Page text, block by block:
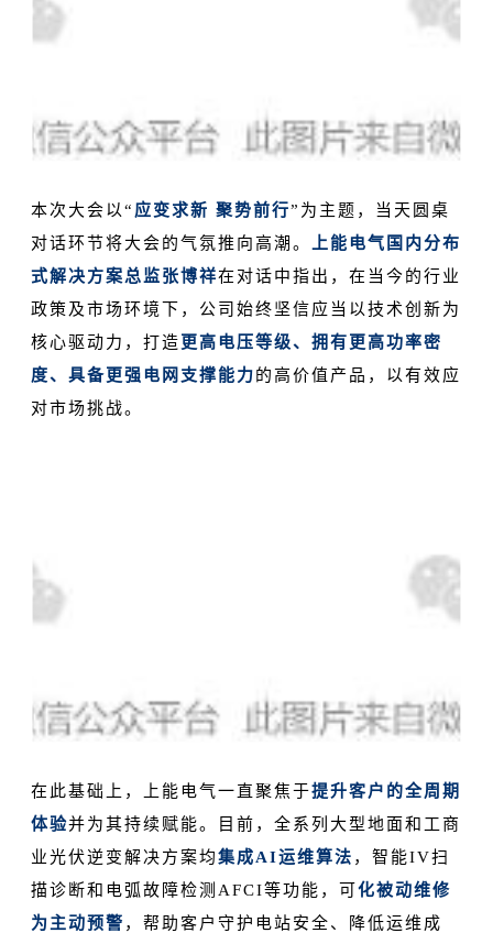
本次大会以“ 应变求新 聚势前行”为主题，当天圆桌
对话环节将大会的气氛推向高潮。
上能电气国内分布
式解决方案总监张博祥在对话中指出，在当今的行业
政策及市场环境下，公司始终坚信应当以技术创新为
核心驱动力，打造 更高电压等级、拥有更高功率密
度、具备更强电网支撑能力的高价值产品，以有效应
对市场挑战。
在此基础上，上能电气一直聚焦于提升客户的全周期
体验并为其持续赋能。目前，全系列大型地面和工商
业光伏逆变解决方案均集成AI运维算法 ，智能IV扫
描诊断和电弧故障检测AFCI等功能，可化被动维修
为主动预警 ，帮助客户守护电站安全、降低运维成